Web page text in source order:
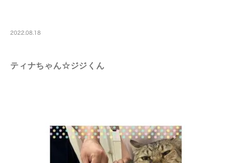
2022.08.18
ティナちゃん☆ジジくん